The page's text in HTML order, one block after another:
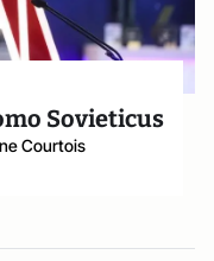
Sovieticus
Courtois